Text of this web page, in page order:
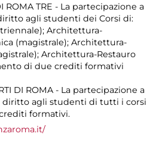
ROMA TRE - La partecipazione a
agli studenti dei Corsi di:
Architettura-
(magistrale); Architettura-
Architettura-Restauro
di due crediti formativi
DI ROMA - La partecipazione a
diritto agli studenti di tutti i corsi
formativi.